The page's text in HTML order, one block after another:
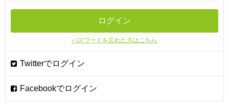
パスワードを忘れた方はこちら